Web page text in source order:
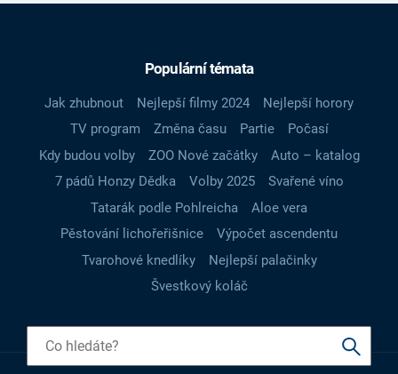
Populární témata
Jak zhubnout Nejlepší filmy 2024
Nejlepší horory
TV program
Změna času Partie
Počasí
Kdy budou volby
ZOO Nové začátky
Auto – katalog
7 pádů Honzy Dědka
Volby 2025
Svařené víno
Tatarák podle Pohlreicha
Aloe vera
Pěstování lichořeřišnice
Výpočet ascendentu
Tvarohové knedlíky
Nejlepší palačinky
Švestkový koláč